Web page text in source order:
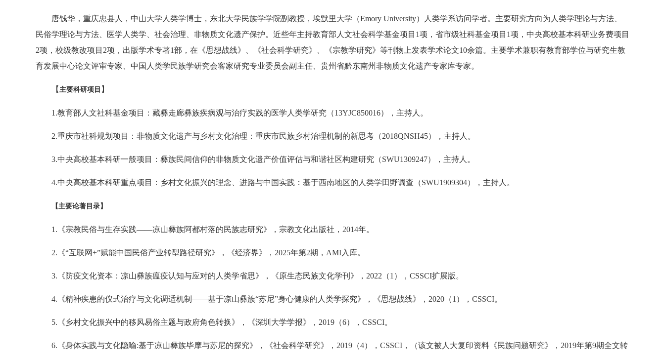
唐钱华，重庆忠县人，中山大学人类学博士，东北大学民族学学院副教授，埃默里大学（Emory University）人类学系访问学者。主要研究方向为人类学理论与方法、
民俗学理论与方法、医学人类学、社会治理、非物质文化遗产保护。近些年主持教育部人文社会科学基金项目1项，省市级社科基金项目1项，中央高校基本科研业务费项目
2项，校级教改项目2项，出版学术专著1部，在《思想战线》、《社会科学研究》、《宗教学研究》等刊物上发表学术论文10余篇。主要学术兼职有教育部学位与研究生教
育发展中心论文评审专家、中国人类学民族学研究会客家研究专业委员会副主任、贵州省黔东南州非物质文化遗产专家库专家。
【 主要科研项目 】
1.教育部人文社科基金项目：藏彝走廊彝族疾病观与治疗实践的医学人类学研究（13YJC850016），主持人。
2.重庆市社科规划项目：非物质文化遗产与乡村文化治理：重庆市民族乡村治理机制的新思考（2018QNSH45），主持人。
3.中央高校基本科研一般项目：彝族民间信仰的非物质文化遗产价值评估与和谐社区构建研究（SWU1309247），主持人。
4.中央高校基本科研重点项目：乡村文化振兴的理念、进路与中国实践：基于西南地区的人类学田野调查（SWU1909304），主持人。
【主要论著目录】
1.《宗教民俗与生存实践——凉山彝族阿都村落的民族志研究》，宗教文化出版社，2014年。
2.《“互联网+”赋能中国民俗产业转型路径研究》，《经济界》，2025年第2期，AMI入库。
3.《防疫文化资本：凉山彝族瘟疫认知与应对的人类学省思》，《原生态民族文化学刊》，2022（1），CSSCI扩展版。
4.《精神疾患的仪式治疗与文化调适机制——基于凉山彝族“苏尼”身心健康的人类学探究》，《思想战线》，2020（1），CSSCI。
5.《乡村文化振兴中的移风易俗主题与政府角色转换》，《深圳大学学报》，2019（6），CSSCI。
6.《身体实践与文化隐喻:基于凉山彝族毕摩与苏尼的探究》，《社会科学研究》，2019（4），CSSCI，（该文被人大复印资料《民族问题研究》，2019年第9期全文转